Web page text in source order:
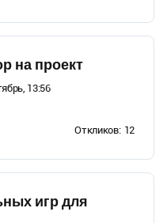
на проект
13:56
Откликов: 12
игр для